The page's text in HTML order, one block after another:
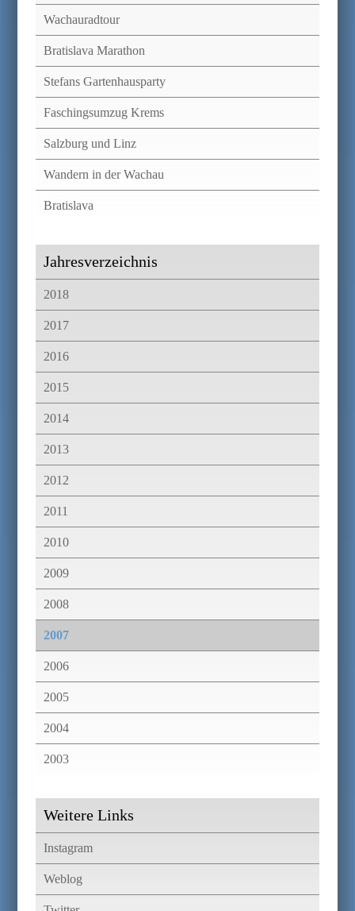
Jahresverzeichnis
2018
2017
2016
2015
2014
2013
2012
2011
2010
2009
2008
2007
2006
2005
2004
2003
Weitere Links
Instagram
Weblog
Wachauradtour
Bratislava Marathon
Stefans Gartenhausparty
Faschingsumzug Krems
Salzburg und Linz
Wandern in der Wachau
Bratislava